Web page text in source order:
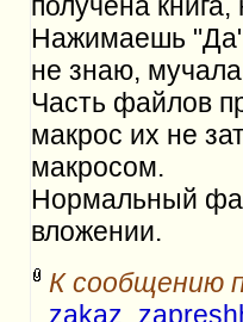
Нажимаешь "Да"
не знаю,
Часть файлов
макрос их не
макросом.
Нормальный
вложении.
К сообщению